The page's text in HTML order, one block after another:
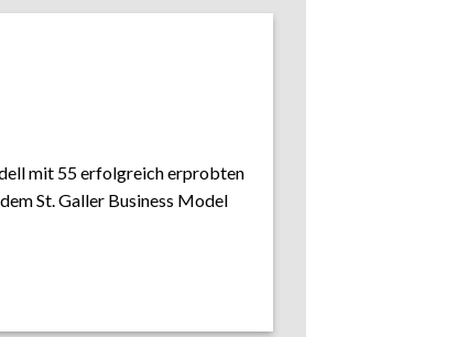
mit 55 erfolgreich erprobten
St. Galler Business Model